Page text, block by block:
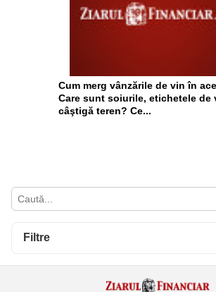
Filtre
Cum merg vânzările de vin în
Care sunt soiurile, etichetele de
câştigă teren? Ce...